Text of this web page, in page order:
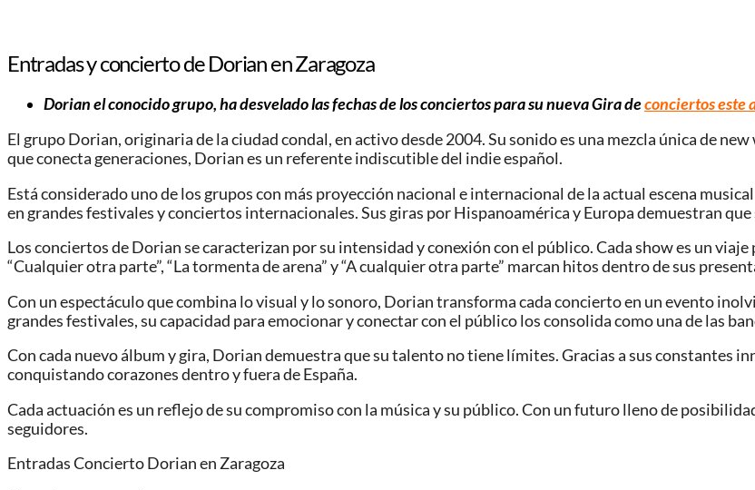
Entradas y concierto de Dorian en Zaragoza
Dorian el conocido grupo, ha desvelado las fechas de los conciertos para su nueva Gira deconciertos este
El grupo Dorian, originaria de la ciudad condal, en activo desde 2004. Su sonido es una mezcla única de
que conecta generaciones, Dorian es un referente indiscutible del indie español.
Está considerado uno de los grupos con más proyección nacional e internacional de la actual escena
en grandes festivales y conciertos internacionales. Sus giras por Hispanoamérica y Europa demuestran
Los conciertos de Dorian se caracterizan por su intensidad y conexión con el público. Cada show es un
“Cualquier otra parte”, “La tormenta de arena” y “A cualquier otra parte” marcan hitos dentro de sus
Con un espectáculo que combina lo visual y lo sonoro, Dorian transforma cada concierto en un evento
grandes festivales, su capacidad para emocionar y conectar con el público los consolida como una de las
Con cada nuevo álbum y gira, Dorian demuestra que su talento no tiene límites. Gracias a sus constantes
conquistando corazones dentro y fuera de España.
Cada actuación es un reflejo de su compromiso con la música y su público. Con un futuro lleno de
seguidores.
Entradas Concierto Dorian en Zaragoza